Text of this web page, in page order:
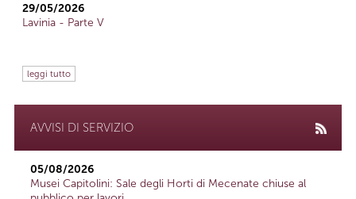
29/05/2026
Lavinia - Parte V
leggi tutto
AVVISI DI SERVIZIO
05/08/2026
Musei Capitolini: Sale degli Horti di Mecenate chiuse al